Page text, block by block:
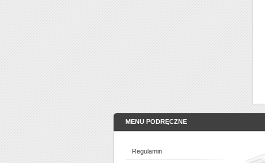
MENU PODRĘCZNE
Regulamin